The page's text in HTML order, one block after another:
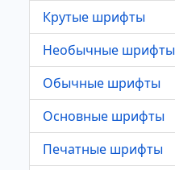
Крутые шрифты
Необычные шрифты
Обычные шрифты
Основные шрифты
Печатные шрифты